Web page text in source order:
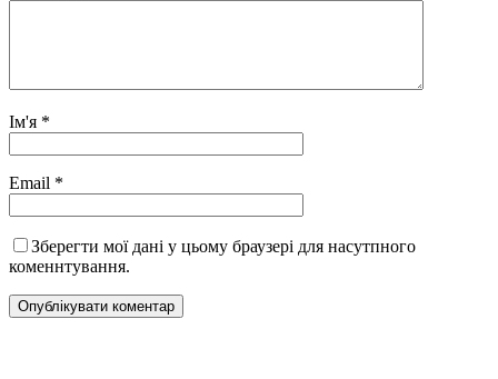
Ім'я *
Email *
Зберегти мої дані у цьому браузері для насутпного
коменнтування.